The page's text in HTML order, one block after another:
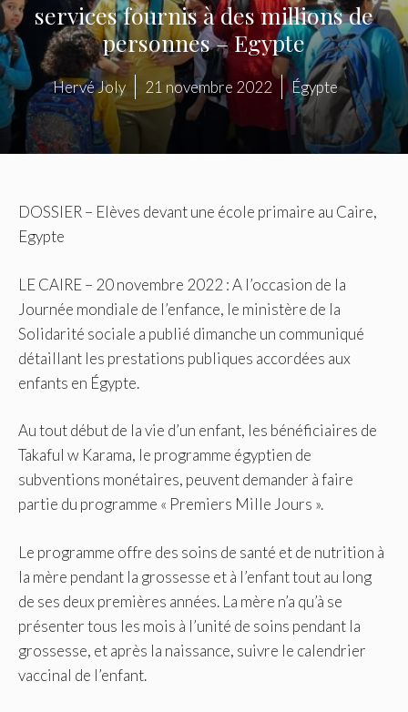
services fournis à des millions de
personnes – Egypte
Hervé Joly 21 novembre 2022 Égypte
DOSSIER – Elèves devant une école primaire au Caire,
Egypte
LE CAIRE – 20 novembre 2022 : A l’occasion de la
Journée mondiale de l’enfance, le ministère de la
Solidarité sociale a publié dimanche un communiqué
détaillant les prestations publiques accordées aux
enfants en Égypte.
Au tout début de la vie d’un enfant, les bénéficiaires de
Takaful w Karama, le programme égyptien de
subventions monétaires, peuvent demander à faire
partie du programme « Premiers Mille Jours ».
Le programme offre des soins de santé et de nutrition à
la mère pendant la grossesse et à l’enfant tout au long
de ses deux premières années. La mère n’a qu’à se
présenter tous les mois à l’unité de soins pendant la
grossesse, et après la naissance, suivre le calendrier
vaccinal de l’enfant.